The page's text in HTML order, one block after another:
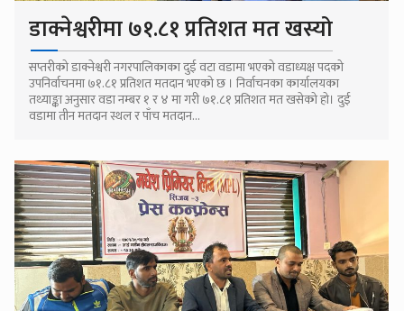
डाक्नेश्वरीमा ७१.८१ प्रतिशत मत खस्यो
सप्तरीको डाक्नेश्वरी नगरपालिकाका दुई वटा वडामा भएको वडाध्यक्ष पदको
उपनिर्वाचनमा ७१.८१ प्रतिशत मतदान भएको छ । निर्वाचनका कार्यालयका
तथ्याङ्का अनुसार वडा नम्बर १ र ४ मा गरी ७१.८१ प्रतिशत मत खसेको हो। दुई
वडामा तीन मतदान स्थल र पाँच मतदान...